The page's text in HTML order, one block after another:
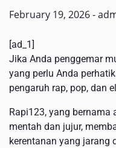
February 19, 2026-
[ad_1]
Jika Anda penggemar
yang perlu Anda
pengaruh rap, pop, dan
Rapi123, yang
mentah dan jujur,
kerentanan yang jarang